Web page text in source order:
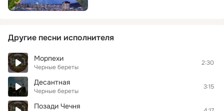
Другие песни исполнителя
Морпехи
Черные береты
2:30
Десантная
Черные береты
3:15
Позади Чечня